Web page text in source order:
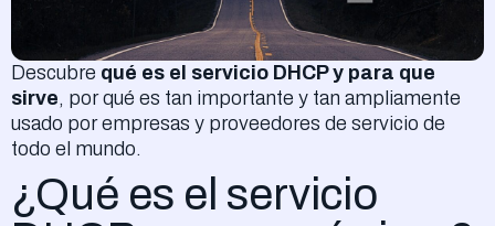
Descubre qué es el servicio DHCP y para que
sirve, por qué es tan importante y tan ampliamente
usado por empresas y proveedores de servicio de
todo el mundo.
¿Qué es el servicio